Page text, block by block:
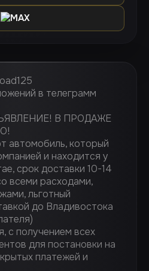
MAX
в телеграмм
В ПРОДАЖЕ
автомобиль, который
и находится у
срок доставки 10-14
всеми расходами,
льготный
до Владивостока
с получением всех
для постановки на
платежей и